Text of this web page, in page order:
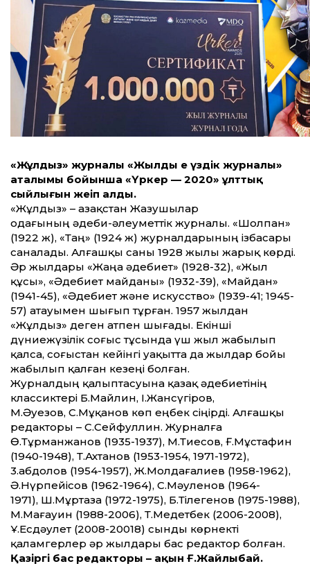
«Жұлдыз» журналы «Жылдың ең үздік журналы»
аталымы бойынша «Үркер — 2020» ұлттық
сыйлығын жеңіп алды.
«Жұлдыз» – Қазақстан Жазушылар
одағының әдеби-әлеуметтік журналы. «Шолпан»
(1922 ж), «Таң» (1924 ж) журналдарының ізбасары
саналады. Алғашқы саны 1928 жылы жарық көрді.
Әр жылдары «Жаңа әдебиет» (1928-32), «Жыл
құсы», «Әдебиет майданы» (1932-39), «Майдан»
(1941-45), «Әдебиет және искусство» (1939-41; 1945-
57) атауымен шығып тұрған. 1957 жылдан
«Жұлдыз» деген атпен шығады. Екінші
дүниежүзілік соғыс тұсында үш жыл жабылып
қалса, соғыстан кейінгі уақытта да жылдар бойы
жабылып қалған кезеңі болған.
Журналдың қалыптасуына қазақ әдебие­тінің
классиктері Б.Майлин, I.Жансүгіров,
М.Әуезов, С.Мұқанов көп еңбек сіңірді. Алғашқы
редакторы – С.Сейфуллин. Журналға
Ө.Тұрманжанов (1935-1937), М.Тиесов, Ғ.Мұстафин
(1940-1948), Т.Ахтанов (1953-1954, 1971-1972),
3.Қабдолов (1954-1957), Ж.Молдағалиев (1958-1962),
Ә.Нүрпейісов (1962-1964), С.Мәуленов (1964-
1971), Ш.Мұртаза (1972-1975), Б.Тілегенов (1975-1988),
М.Мағауин (1988-2006), Т.Медетбек (2006-2008),
Ұ.Есдәулет (2008-20018) сынды көрнекті
қаламгерлер әр жылдары бас редактор болған.
Қазіргі бас редакторы – ақын Ғ.Жайлыбай.